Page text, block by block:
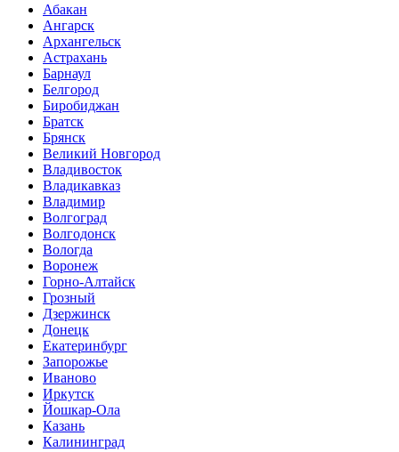
Абакан
Ангарск
Архангельск
Астрахань
Барнаул
Белгород
Биробиджан
Братск
Брянск
Великий Новгород
Владивосток
Владикавказ
Владимир
Волгоград
Волгодонск
Вологда
Воронеж
Горно-Алтайск
Грозный
Дзержинск
Донецк
Екатеринбург
Запорожье
Иваново
Иркутск
Йошкар-Ола
Казань
Калининград